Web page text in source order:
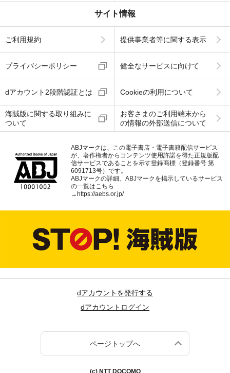
サイト情報
ご利用規約 提供事業者等に関する表示
プライバシーポリシー 健全なサービスに向けて
dアカウント2段階認証とは Cookieの利用について
海賊版に関する取り組みに
ついて
お客さまのご利用端末から
の情報の外部送信について
ABJマークは、この電子書店・電子書籍配信サービス
が、著作権者からコンテンツ使用許諾を得た正規版配
信サービスであることを示す登録商標（登録番号 第
6091713号）です。
ABJマークの詳細、ABJマークを掲示しているサービス
の一覧はこちら
→ https://aebs.or.jp/
dアカウントを発行する
dアカウントログイン
ページトップへ
(c) NTT DOCOMO